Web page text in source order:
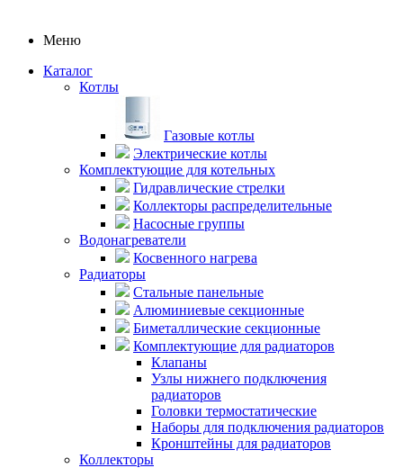
Меню
Каталог
Котлы
Газовые котлы
Электрические котлы
Комплектующие для котельных
Гидравлические стрелки
Коллекторы распределительные
Насосные группы
Водонагреватели
Косвенного нагрева
Радиаторы
Стальные панельные
Алюминиевые секционные
Биметаллические секционные
Комплектующие для радиаторов
Клапаны
Узлы нижнего подключения
радиаторов
Головки термостатические
Наборы для подключения радиаторов
Кронштейны для радиаторов
Коллекторы